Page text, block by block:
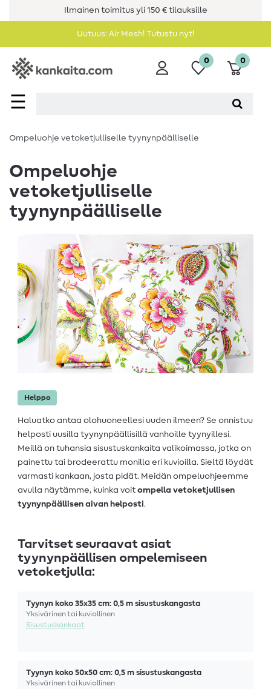
Ilmainen toimitus yli 150 € tilauksille
Uutuus: Air Mesh! Tutustu nyt!
☰
0 0
Ompeluohje vetoketjulliselle tyynynpäälliselle
Ompeluohje
vetoketjulliselle
tyynynpäälliselle
Helppo
Haluatko antaa olohuoneellesi uuden ilmeen? Se onnistuu
helposti uusilla tyynynpäällisillä vanhoille tyynyillesi.
Meillä on tuhansia sisustuskankaita valikoimassa, jotka on
painettu tai brodeerattu monilla eri kuvioilla. Sieltä löydät
varmasti kankaan, josta pidät. Meidän ompeluohjeemme
avulla näytämme, kuinka voit ompella vetoketjullisen
tyynynpäällisen aivan helposti.
Tarvitset seuraavat asiat
tyynynpäällisen ompelemiseen
vetoketjulla:
Tyynyn koko 35x35 cm: 0,5 m sisustuskangasta
Yksivärinen tai kuviollinen
Sisustuskankaat
Tyynyn koko 50x50 cm: 0,5 m sisustuskangasta
Yksivärinen tai kuviollinen